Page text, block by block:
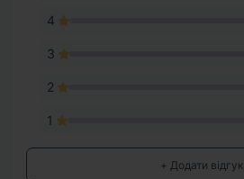
4
3
2
1
+ Додати відгук